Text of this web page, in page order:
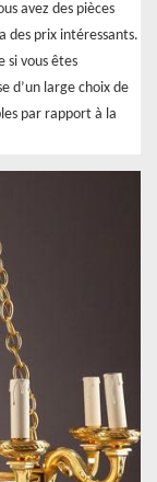
avez des pièces
des prix intéressants.
si vous êtes
d’un large choix de
par rapport à la